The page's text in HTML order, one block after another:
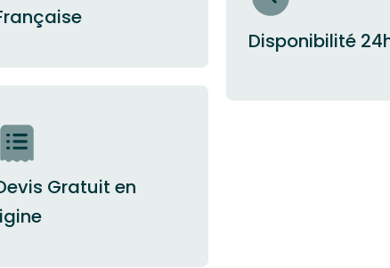
Gratuit en
Disponibilité